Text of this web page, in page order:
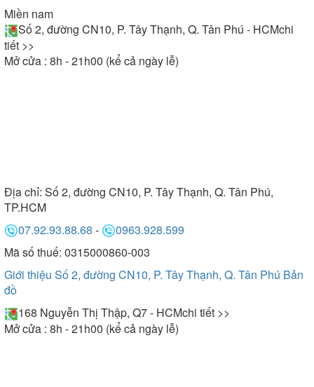
Miền nam
Số 2, đường CN10, P. Tây Thạnh, Q. Tân Phú - HCMchi
tiết >>
Mở cửa : 8h - 21h00 (kể cả ngày lễ)
Địa chỉ: Số 2, đường CN10, P. Tây Thạnh, Q. Tân Phú,
TP.HCM
07.92.93.88.68 -
0963.928.599
Mã số thuế: 0315000860-003
Giới thiệu Số 2, đường CN10, P. Tây Thạnh, Q. Tân Phú Bản
đồ
168 Nguyễn Thị Thập, Q7 - HCMchi tiết >>
Mở cửa : 8h - 21h00 (kể cả ngày lễ)